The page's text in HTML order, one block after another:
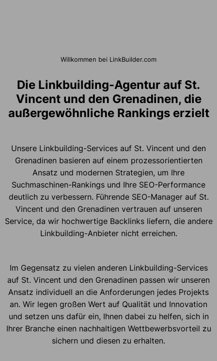
Willkommen bei LinkBuilder.com
Die Linkbuilding-Agentur auf St.
Vincent und den Grenadinen, die
außergewöhnliche Rankings erzielt
Unsere Linkbuilding-Services auf St. Vincent und den
Grenadinen basieren auf einem prozessorientierten
Ansatz und modernen Strategien, um Ihre
Suchmaschinen-Rankings und Ihre SEO-Performance
deutlich zu verbessern. Führende SEO-Manager auf St.
Vincent und den Grenadinen vertrauen auf unseren
Service, da wir hochwertige Backlinks liefern, die andere
Linkbuilding-Anbieter nicht erreichen.
Im Gegensatz zu vielen anderen Linkbuilding-Services
auf St. Vincent und den Grenadinen passen wir unseren
Ansatz individuell an die Anforderungen jedes Projekts
an. Wir legen großen Wert auf Qualität und Innovation
und setzen uns dafür ein, Ihnen dabei zu helfen, sich in
Ihrer Branche einen nachhaltigen Wettbewerbsvorteil zu
sichern und diesen zu erhalten.